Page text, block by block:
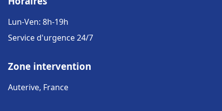
Lun-Ven: 8h-19h
Service d'urgence 24/7
Zone intervention
Auterive, France